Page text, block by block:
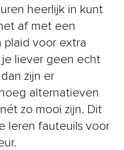
heerlijk in kunt
af met een
plaid voor extra
liever geen echt
zijn er
alternatieven
zo mooi zijn. Dit
leren fauteuils voor